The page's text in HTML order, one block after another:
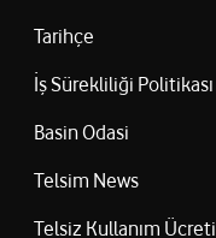
Tarihçe
İş Sürekliliği Politikası
Basin Odasi
Telsim News
Telsiz Kullanım Ücreti